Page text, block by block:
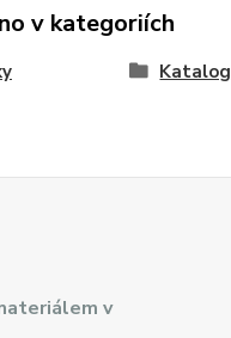
v kategoriích
Katalog
v